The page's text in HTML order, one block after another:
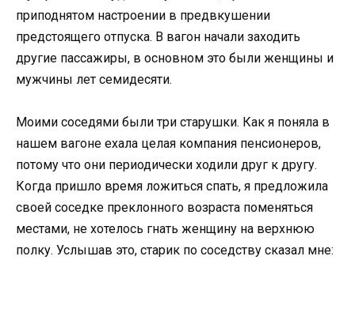
приподнятом настроении в предвкушении
предстоящего отпуска. В вагон начали заходить
другие пассажиры, в основном это были женщины и
мужчины лет семидесяти.
Моими соседями были три старушки. Как я поняла в
нашем вагоне ехала целая компания пенсионеров,
потому что они периодически ходили друг к другу.
Когда пришло время ложиться спать, я предложила
своей соседке преклонного возраста поменяться
местами, не хотелось гнать женщину на верхнюю
полку. Услышав это, старик по соседству сказал мне: